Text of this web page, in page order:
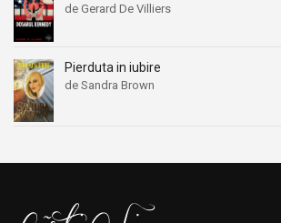
de Gerard De Villiers
Pierduta in iubire
de Sandra Brown